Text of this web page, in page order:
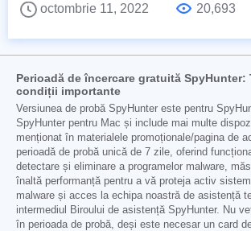
octombrie 11, 2022
20,693
Perioadă de încercare gratuită SpyHunter:
condiții importante
Versiunea de probă SpyHunter este pentru
SpyHunter pentru Mac și include mai multe
menționat în materialele promoționale/pagina de
perioadă de probă unică de 7 zile, oferind
detectare și eliminare a programelor malware,
înaltă performanță pentru a vă proteja activ
malware și acces la echipa noastră de asistență
intermediul Biroului de asistență SpyHunter. Nu
în perioada de probă, deși este necesar un card